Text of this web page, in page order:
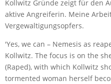
Kollwitz Gründe zeigt für den
aktive Angreiferin. Meine
Vergewaltigungsopfers.
'Yes, we can – Nemesis as
Kollwitz. The focus is on the
(Raped), with which Kollwitz
tormented woman herself